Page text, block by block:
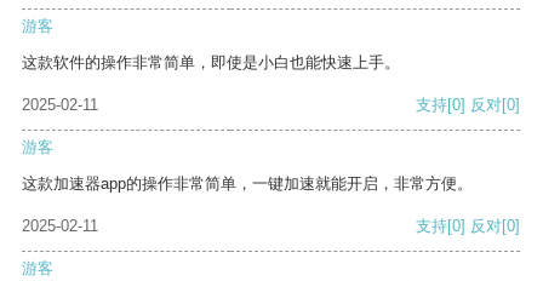
游客
这款软件的操作非常简单，即使是小白也能快速上手。
2025-02-11 支持[0] 反对[0]
游客
这款加速器app的操作非常简单，一键加速就能开启，非常方便。
2025-02-11 支持[0] 反对[0]
游客